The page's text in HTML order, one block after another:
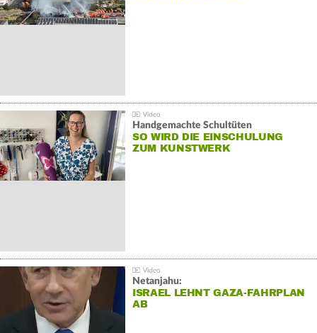
Handgemachte Schultüten
SO WIRD DIE EINSCHULUNG
ZUM KUNSTWERK
Netanjahu:
ISRAEL LEHNT GAZA-FAHRPLAN
AB